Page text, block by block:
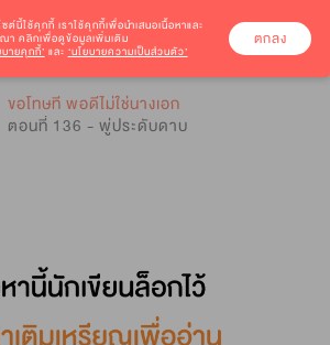
ขอโทษที พอดีไม่ใช่นางเอก
ตอนที่ 136 - พู่ประดับดาบ
ซต์นี้ใช้คุกกี้ เราใช้คุกกี้เพื่อนำเสนอเนื้อหาและ
า คลิกเพื่อดูข้อมูลเพิ่มเติม
บายคุกกี้’ และ ‘นโยบายความเป็นส่วนตัว’
ตกลง